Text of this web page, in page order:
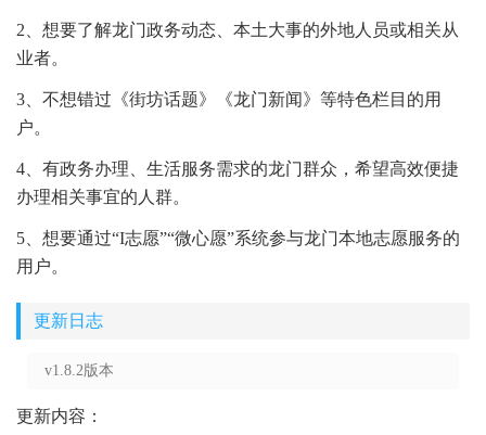
2、想要了解龙门政务动态、本土大事的外地人员或相关从
业者。
3、不想错过《街坊话题》《龙门新闻》等特色栏目的用
户。
4、有政务办理、生活服务需求的龙门群众，希望高效便捷
办理相关事宜的人群。
5、想要通过“I志愿”“微心愿”系统参与龙门本地志愿服务的
用户。
更新日志
v1.8.2版本
更新内容：